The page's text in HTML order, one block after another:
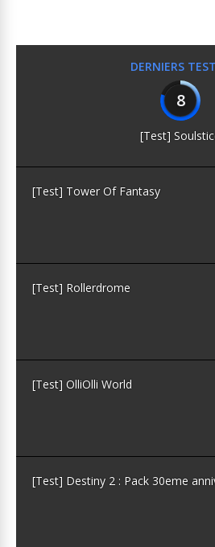
DERNIERS
8
[Test]
[Test] Tower Of Fantasy
[Test] Rollerdrome
[Test] OlliOlli World
[Test] Destiny 2 : Pack 30eme